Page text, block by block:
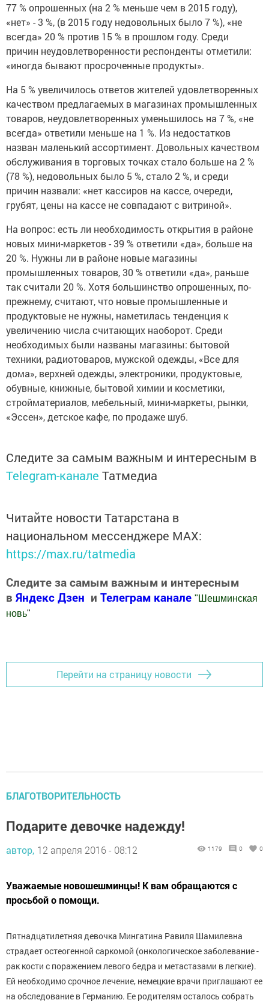
77 % опрошенных (на 2 % меньше чем в 2015 году),
«нет» - 3 %, (в 2015 году недовольных было 7 %), «не
всегда» 20 % против 15 % в прошлом году. Среди
причин неудовлетворенности респонденты отметили:
«иногда бывают просроченные продукты».
На 5 % увеличилось ответов жителей удовлетворенных
качеством предлагаемых в магазинах промышленных
товаров, неудовлетворенных уменьшилось на 7 %, «не
всегда» ответили меньше на 1 %. Из недостатков
назван маленький ассортимент. Довольных качеством
обслуживания в торговых точках стало больше на 2 %
(78 %), недовольных было 5 %, стало 2 %, и среди
причин назвали: «нет кассиров на кассе, очереди,
грубят, цены на кассе не совпадают с витриной».
На вопрос: есть ли необходимость открытия в районе
новых мини-маркетов - 39 % ответили «да», больше на
20 %. Нужны ли в районе новые магазины
промышленных товаров, 30 % ответили «да», раньше
так считали 20 %. Хотя большинство опрошенных, по-
прежнему, считают, что новые промышленные и
продуктовые не нужны, наметилась тенденция к
увеличению числа считающих наоборот. Среди
необходимых были названы магазины: бытовой
техники, радиотоваров, мужской одежды, «Все для
дома», верхней одежды, электроники, продуктовые,
обувные, книжные, бытовой химии и косметики,
стройматериалов, мебельный, мини-маркеты, рынки,
«Эссен», детское кафе, по продаже шуб.
Следите за самым важным и интересным в
Telegram-канале Татмедиа
Читайте новости Татарстана в
национальном мессенджере MАХ:
https://max.ru/tatmedia
Следите за самым важным и интересным
в Яндекс Дзен и Телеграм канале " Шешминская
новь"
Перейти на страницу новости
БЛАГОТВОРИТЕЛЬНОСТЬ
Подарите девочке надежду!
автор, 12 апреля 2016 - 08:12 1179 0 0
Уважаемые новошешминцы! К вам обращаются с
просьбой о помощи.
Пятнадцатилетняя девочка Мингатина Равиля Шамилевна
страдает остеогенной саркомой (онкологическое заболевание -
рак кости с поражением левого бедра и метастазами в легкие).
Ей необходимо срочное лечение, немецкие врачи приглашают ее
на обследование в Германию. Ее родителям осталось собрать